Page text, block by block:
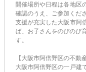
開催場所や日程は各地区
確認のうえ、ご参加くださ
支援が充実した大阪市阿
ば、お子さんをのびのび
す。
【大阪市阿倍野区の不動
大阪市阿倍野区の一戸建